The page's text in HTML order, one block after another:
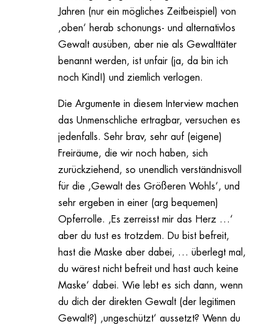
Jahren (nur ein mögliches Zeitbeispiel) von
‚oben‘ herab schonungs- und alternativlos
Gewalt ausüben, aber nie als Gewalttäter
benannt werden, ist unfair (ja, da bin ich
noch Kind!) und ziemlich verlogen.
Die Argumente in diesem Interview machen
das Unmenschliche ertragbar, versuchen es
jedenfalls. Sehr brav, sehr auf (eigene)
Freiräume, die wir noch haben, sich
zurückziehend, so unendlich verständnisvoll
für die ‚Gewalt des Größeren Wohls‘, und
sehr ergeben in einer (arg bequemen)
Opferrolle. ‚Es zerreisst mir das Herz …‘
aber du tust es trotzdem. Du bist befreit,
hast die Maske aber dabei, … überlegt mal,
du wärest nicht befreit und hast auch keine
Maske‘ dabei. Wie lebt es sich dann, wenn
du dich der direkten Gewalt (der legitimen
Gewalt?) ‚ungeschützt‘ aussetzt? Wenn du